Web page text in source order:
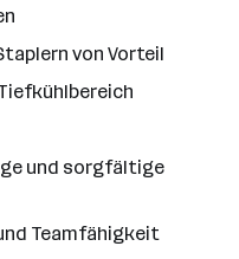
von Vorteil
und sorgfältige
Teamfähigkeit